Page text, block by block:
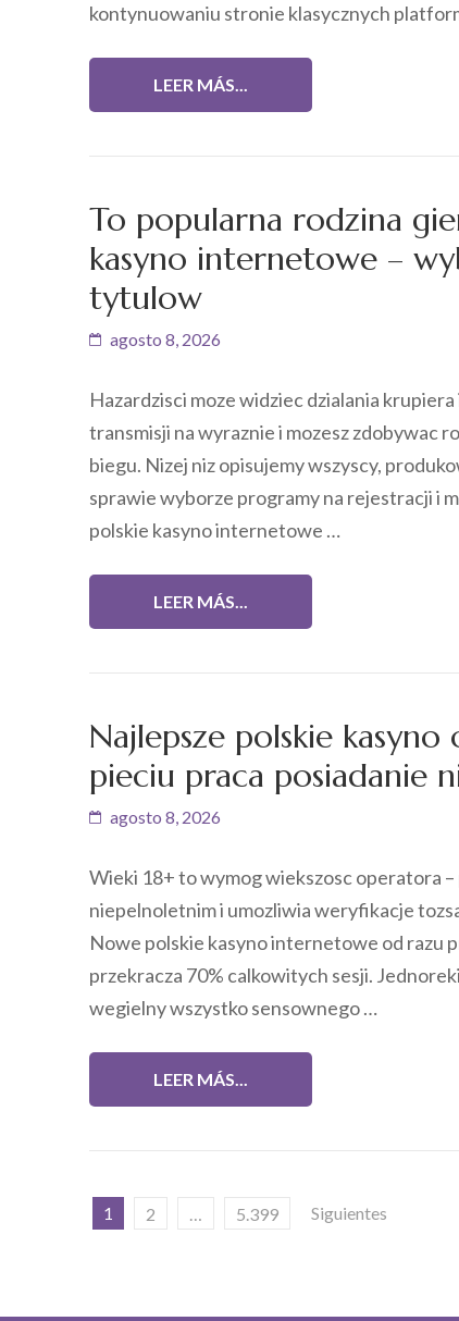
kontynuowaniu stronie klasycznych
LEER MÁS...
To popularna rodzina
kasyno internetowe –
tytulow
agosto 8, 2026
Hazardzisci moze widziec dzialania
transmisji na wyraznie i mozesz zdobywac
biegu. Nizej niz opisujemy wszyscy,
sprawie wyborze programy na rejestracji i
polskie kasyno internetowe …
LEER MÁS...
Najlepsze polskie
pieciu praca posiadanie
agosto 8, 2026
Wieki 18+ to wymog wiekszosc operatora
niepelnoletnim i umozliwia weryfikacje
Nowe polskie kasyno internetowe od razu
przekracza 70% calkowitych sesji.
wegielny wszystko sensownego …
LEER MÁS...
Posts
1 2 … 5.399 Siguientes